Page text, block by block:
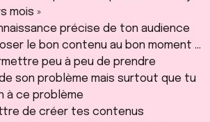
mois »
précise de ton audience
le bon contenu au bon moment …
peu à peu de prendre
son problème mais surtout que tu
à ce problème
de créer tes contenus